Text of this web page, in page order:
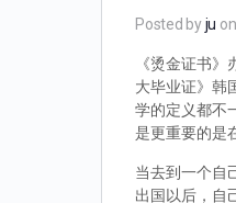
Posted byju
《烫金证书
大毕业证》韩
学的定义都不
是更重要的是
当去到一个自
出国以后，自